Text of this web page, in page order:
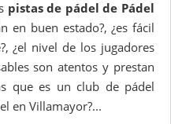
pistas de pádel de Pádel
en buen estado?, ¿es fácil
¿el nivel de los jugadores
son atentos y prestan
que es un club de pádel
en Villamayor?...